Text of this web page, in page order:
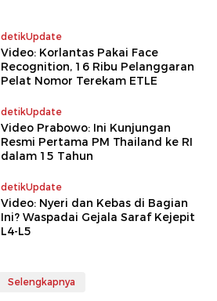
detikUpdate
Video: Korlantas Pakai Face
Recognition, 16 Ribu Pelanggaran
Pelat Nomor Terekam ETLE
detikUpdate
Video Prabowo: Ini Kunjungan
Resmi Pertama PM Thailand ke RI
dalam 15 Tahun
detikUpdate
Video: Nyeri dan Kebas di Bagian
Ini? Waspadai Gejala Saraf Kejepit
L4-L5
Selengkapnya